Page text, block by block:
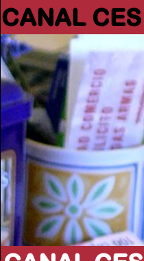
CANAL CES